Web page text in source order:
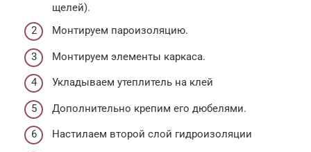
щелей).
Монтируем пароизоляцию.
Монтируем элементы каркаса.
Укладываем утеплитель на клей
Дополнительно крепим его дюбелями.
Настилаем второй слой гидроизоляции